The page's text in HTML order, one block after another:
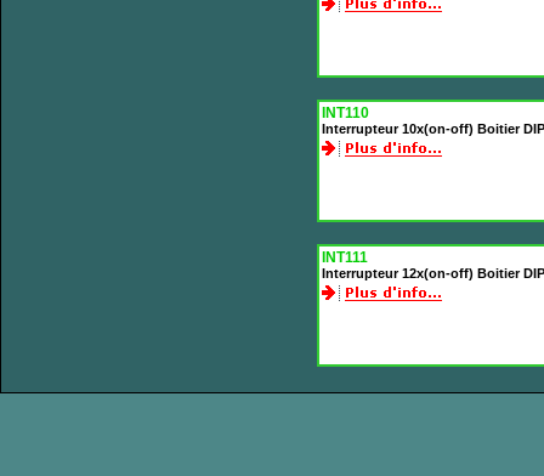
INT110
Interrupteur 10x(on-off) Boitier
INT111
Interrupteur 12x(on-off) Boitier